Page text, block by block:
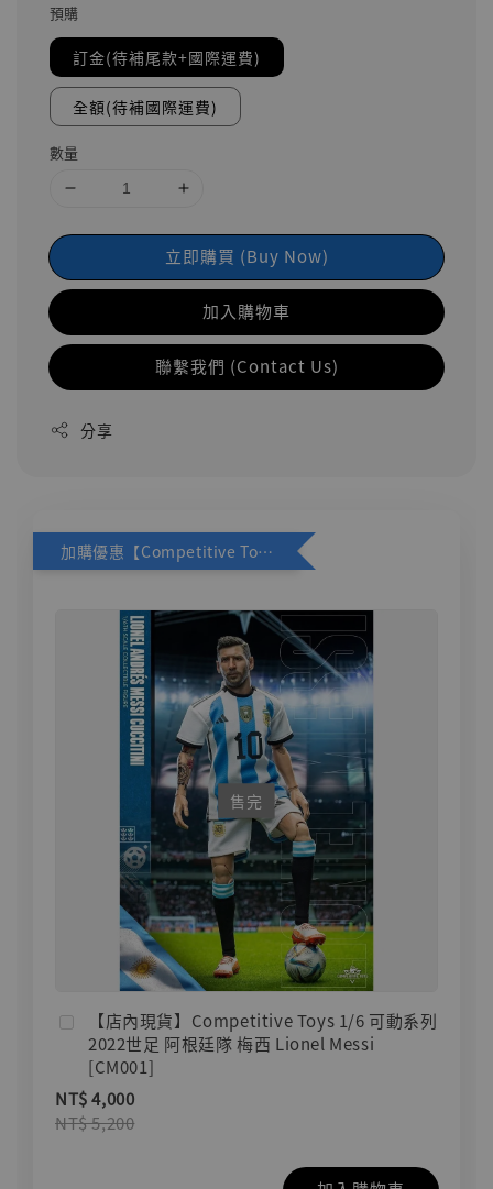
預購
訂金(待補尾款+國際運費)
全額(待補國際運費)
數量
立即購買 (Buy Now)
加入購物車
聯繫我們 (Contact Us)
分享
加購優惠【Competitive Toys 梅西 [CM001]】
售完
【店內現貨】Competitive Toys 1/6 可動系列
2022世足 阿根廷隊 梅西 Lionel Messi
[CM001]
NT$ 4,000
NT$ 5,200